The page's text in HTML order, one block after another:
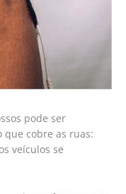
pode ser
que cobre as ruas:
veículos se